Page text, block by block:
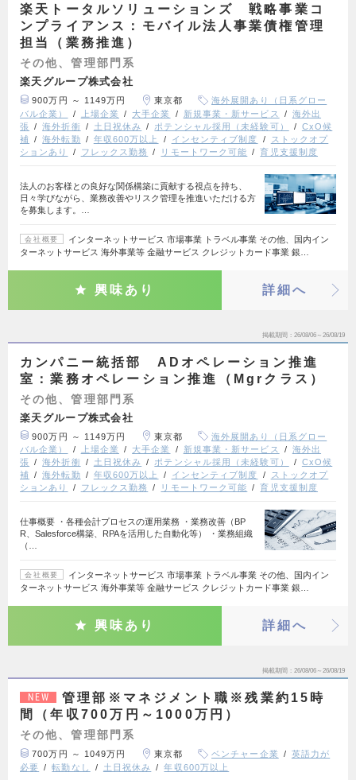
楽天トータルソリューションズ 戦略事業コ
ンプライアンス：モバイル法人事業債権管理
担当（業務推進）
その他、管理部門系
楽天グループ株式会社
900万円 ～ 1149万円 東京都
海外展開あり（日系グロー
バル企業）
上場企業 大手企業 新規事業・新サービス
海外出
張
海外折衝 土日祝休み ポテンシャル採用（未経験可）
CxO候
補
海外転勤 年収600万以上 インセンティブ制度
ストックオプ
ションあり
フレックス勤務 リモートワーク可能 育児支援制度
法人のお客様との良好な関係構築に貢献する視点を持ち、
日々学びながら、業務改善やリスク管理を推進いただける方
を募集します。…
会社概要
インターネットサービス 市場事業 トラベル事業 その他、国内イン
ターネットサービス 海外事業等 金融サービス クレジットカード事業 銀…
興味あり 詳細へ
掲載期間 26/08/06～26/08/19
カンパニー統括部 ADオペレーション推進
室：業務オペレーション推進（Mgrクラス）
その他、管理部門系
楽天グループ株式会社
900万円 ～ 1149万円 東京都
海外展開あり（日系グロー
バル企業）
上場企業 大手企業 新規事業・新サービス
海外出
張
海外折衝 土日祝休み ポテンシャル採用（未経験可）
CxO候
補
海外転勤 年収600万以上 インセンティブ制度
ストックオプ
ションあり
フレックス勤務 リモートワーク可能 育児支援制度
仕事概要 ・各種会計プロセスの運用業務 ・業務改善（BP
R、Salesforce構築、RPAを活用した自動化等） ・業務組織
（…
会社概要
インターネットサービス 市場事業 トラベル事業 その他、国内イン
ターネットサービス 海外事業等 金融サービス クレジットカード事業 銀…
興味あり 詳細へ
掲載期間 26/08/06～26/08/19
NEW
管理部※マネジメント職※残業約15時
間（年収700万円～1000万円）
その他、管理部門系
700万円 ～ 1049万円 東京都 ベンチャー企業
英語力が
必要
転勤なし 土日祝休み 年収600万以上